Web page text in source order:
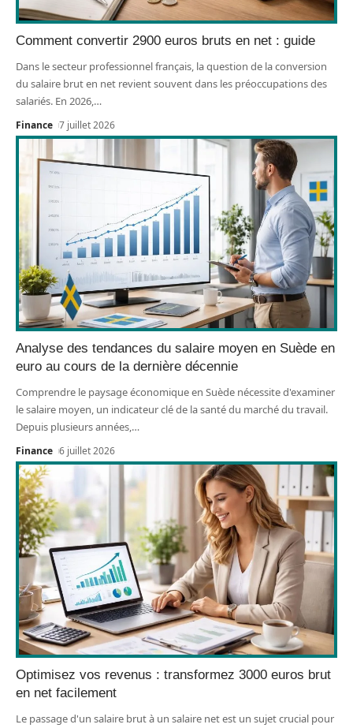
Comment convertir 2900 euros bruts en net : guide
Dans le secteur professionnel français, la question de la conversion
du salaire brut en net revient souvent dans les préoccupations des
salariés. En 2026, …
Finance 7 juillet 2026
Analyse des tendances du salaire moyen en Suède en
euro au cours de la dernière décennie
Comprendre le paysage économique en Suède nécessite d'examiner
le salaire moyen, un indicateur clé de la santé du marché du travail.
Depuis plusieurs années,…
Finance 6 juillet 2026
Optimisez vos revenus : transformez 3000 euros brut
en net facilement
Le passage d'un salaire brut à un salaire net est un sujet crucial pour